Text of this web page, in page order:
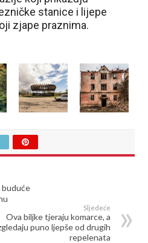
stanice i lijepe
zjape praznima.
buduće
Sljedeće
Ova biljke tjeraju komarce, a
puno ljepše od drugih
repelenata